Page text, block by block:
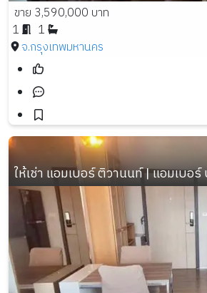
ขาย 3,590,000 บาท
1
1
จ.กรุงเทพมหานคร
ให้เช่า แอมเบอร์ ติวานนท์ | แอมเบอ